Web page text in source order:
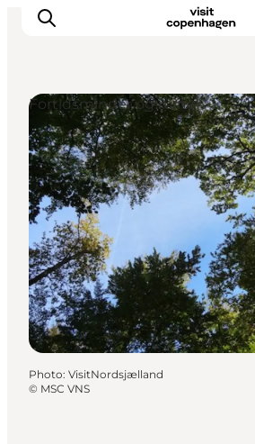
Aktiviteter
Mat och dryck
Planera din resa
Fortidsminder og ruiner
Photo: VisitNordsjælland
© MSC VNS